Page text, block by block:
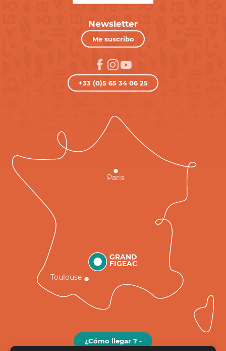
Newsletter
Me suscribo
+33 (0)5 65 34 06 25
GRAND
FIGEAC
Toulouse
Paris
¿Cómo llegar ? -